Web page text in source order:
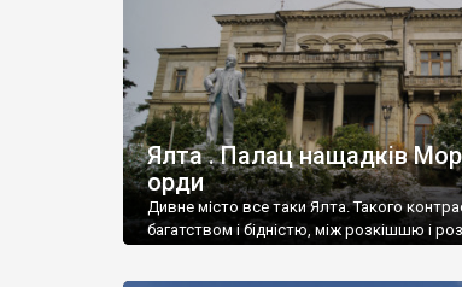
Ялта . Палац нащадків
орди
Дивне місто все таки Ялта. Такого
багатством і бідністю, між розкішшю і